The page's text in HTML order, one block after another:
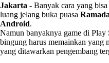
Jakarta - Banyak cara yang
luang jelang buka puasa
Android.
Namun banyaknya game di Play
bingung harus memainkan yang
yang ditawarkan pengembang